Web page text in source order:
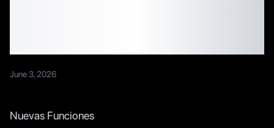
June 3, 2026
Nuevas Funciones